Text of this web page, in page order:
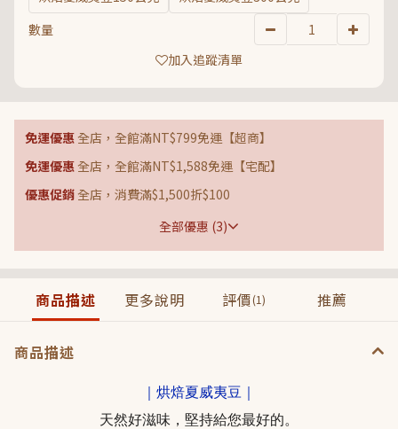
數量
加入追蹤清單
免運優惠 全店，全館滿NT$799免運【超商】
免運優惠 全店，全館滿NT$1,588免運【宅配】
優惠促銷 全店，消費滿$1,500折$100
全部優惠 (3)
商品描述 更多說明 評價(1) 推薦
商品描述
｜烘焙夏威夷豆｜
天然好滋味，堅持給您最好的。